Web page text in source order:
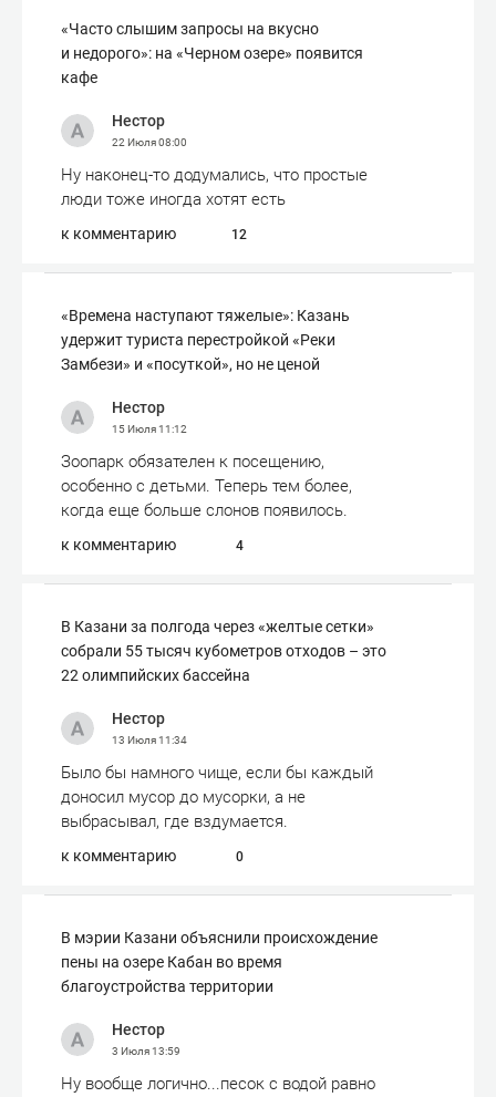
«Часто слышим запросы на вкусно
и недорого»: на «Черном озере» появится
кафе
Нестор
22 Июля08:00
Ну наконец-то додумались, что простые
люди тоже иногда хотят есть
к комментарию 12
«Времена наступают тяжелые»: Казань
удержит туриста перестройкой «Реки
Замбези» и «посуткой», но не ценой
Нестор
15 Июля11:12
Зоопарк обязателен к посещению,
особенно с детьми. Теперь тем более,
когда еще больше слонов появилось.
к комментарию 4
В Казани за полгода через «желтые сетки»
собрали 55 тысяч кубометров отходов – это
22 олимпийских бассейна
Нестор
13 Июля11:34
Было бы намного чище, если бы каждый
доносил мусор до мусорки, а не
выбрасывал, где вздумается.
к комментарию 0
В мэрии Казани объяснили происхождение
пены на озере Кабан во время
благоустройства территории
Нестор
3 Июля13:59
Ну вообще логично...песок с водой равно